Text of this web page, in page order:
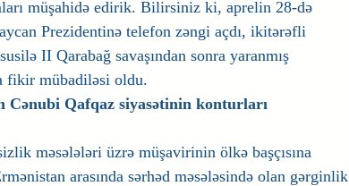
müşahidə edirik. Bilirsiniz ki, aprelin 28-də
Prezidentinə telefon zəngi açdı, ikitərəfli
II Qarabağ savaşından sonra yaranmış
fikir mübadiləsi oldu.
Cənubi Qafqaz siyasətinin konturları
məsələləri üzrə müşavirinin ölkə başçısına
arasında sərhəd məsələsində olan gərginlik